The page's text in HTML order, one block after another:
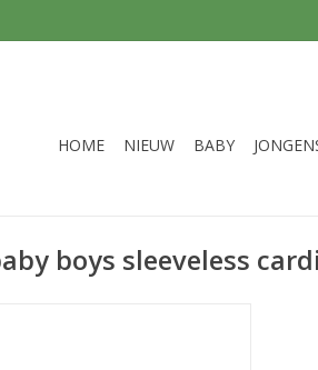
HOME NIEUW BABY
boys sleeveless